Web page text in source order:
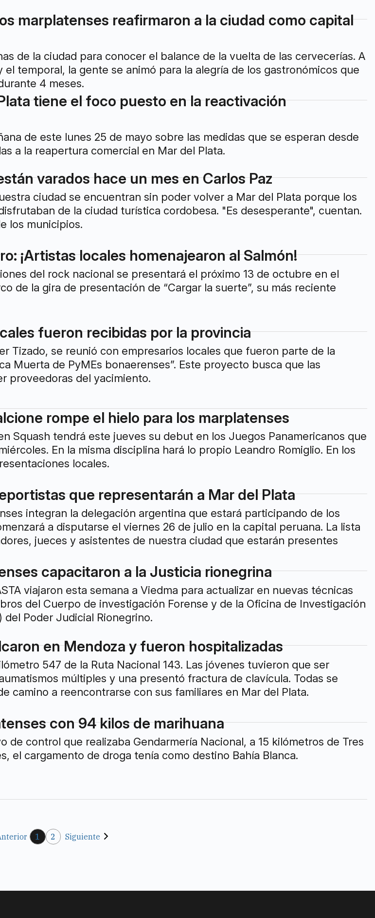
marplatenses reafirmaron a la ciudad como capital
de la ciudad para conocer el balance de la vuelta de las cervecerías. A
temporal, la gente se animó para la alegría de los gastronómicos que
4 meses.
tiene el foco puesto en la reactivación
de este lunes 25 de mayo sobre las medidas que se esperan desde
a la reapertura comercial en Mar del Plata.
varados hace un mes en Carlos Paz
ciudad se encuentran sin poder volver a Mar del Plata porque los
de la ciudad turística cordobesa. "Es desesperante", cuentan.
los municipios.
¡Artistas locales homenajearon al Salmón!
del rock nacional se presentará el próximo 13 de octubre en el
de la gira de presentación de “Cargar la suerte”, su más reciente
fueron recibidas por la provincia
Tizado, se reunió con empresarios locales que fueron parte de la
Muerta de PyMEs bonaerenses”. Este proyecto busca que las
proveedoras del yacimiento.
rompe el hielo para los marplatenses
Squash tendrá este jueves su debut en los Juegos Panamericanos que
En la misma disciplina hará lo propio Leandro Romiglio. En los
locales.
que representarán a Mar del Plata
integran la delegación argentina que estará participando de los
a disputarse el viernes 26 de julio en la capital peruana. La lista
jueces y asistentes de nuestra ciudad que estarán presentes
capacitaron a la Justicia rionegrina
viajaron esta semana a Viedma para actualizar en nuevas técnicas
del Cuerpo de investigación Forense y de la Oficina de Investigación
del Poder Judicial Rionegrino.
en Mendoza y fueron hospitalizadas
547 de la Ruta Nacional 143. Las jóvenes tuvieron que ser
múltiples y una presentó fractura de clavícula. Todas se
camino a reencontrarse con sus familiares en Mar del Plata.
con 94 kilos de marihuana
de control que realizaba Gendarmería Nacional, a 15 kilómetros de Tres
el cargamento de droga tenía como destino Bahía Blanca.
1 2 Siguiente